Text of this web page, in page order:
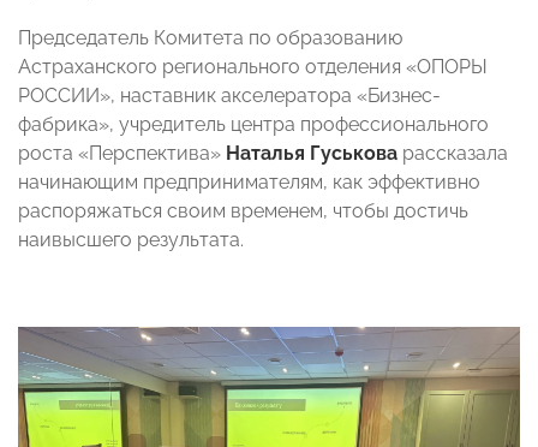
Председатель Комитета по образованию
Астраханского регионального отделения «ОПОРЫ
РОССИИ», наставник акселератора «Бизнес-
фабрика», учредитель центра профессионального
роста «Перспектива» Наталья Гуськова рассказала
начинающим предпринимателям, как эффективно
распоряжаться своим временем, чтобы достичь
наивысшего результата.